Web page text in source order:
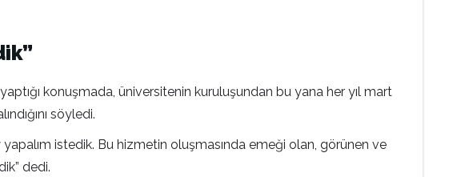
konuşmada, üniversitenin kuruluşundan bu yana her yıl mart
söyledi.
yapalım istedik. Bu hizmetin oluşmasında emeği olan, görünen ve
dedi.